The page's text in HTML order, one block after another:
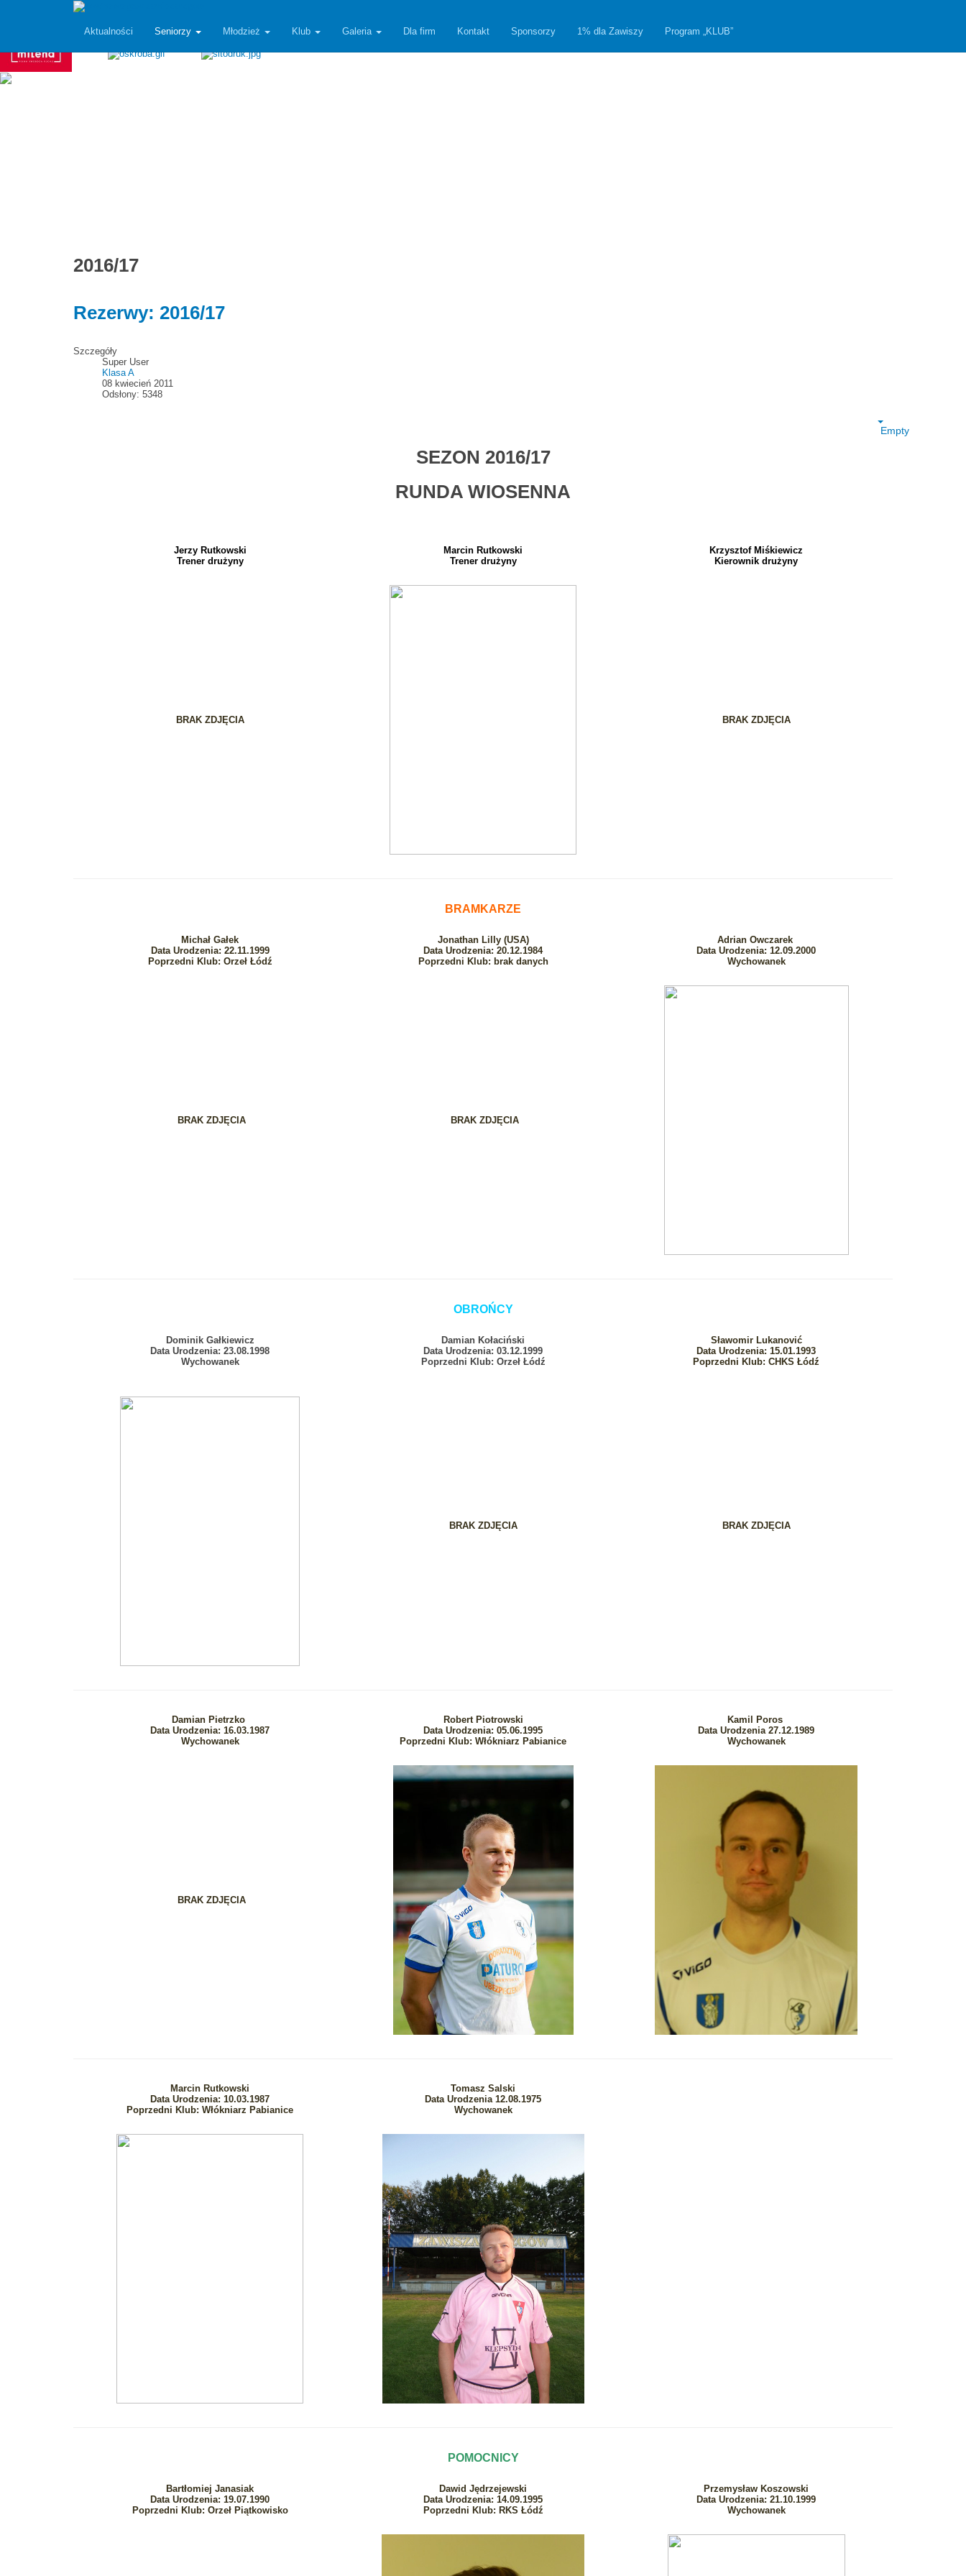
Aktualności Seniorzy Młodzież Klub Galeria Dla firm Kontakt Sponsorzy 1% dla Zawiszy Program „KLUB”
2016/17
Rezerwy: 2016/17
Szczegóły
Super User
Klasa A
08 kwiecień 2011
Odsłony: 5348
Empty
SEZON 2016/17
RUNDA WIOSENNA
Jerzy Rutkowski
Trener drużyny
Marcin Rutkowski
Trener drużyny
Krzysztof Miśkiewicz
Kierownik drużyny
BRAK ZDJĘCIA BRAK ZDJĘCIA
BRAMKARZE
Michał Gałek
Data Urodzenia: 22.11.1999
Poprzedni Klub: Orzeł Łódź
Jonathan Lilly(USA)
Data Urodzenia: 20.12.1984
Poprzedni Klub: brak danych
Adrian Owczarek
Data Urodzenia: 12.09.2000
Wychowanek
BRAK ZDJĘCIA BRAK ZDJĘCIA
OBROŃCY
Dominik Gałkiewicz
Data Urodzenia: 23.08.1998
Wychowanek
Damian Kołaciński
Data Urodzenia: 03.12.1999
Poprzedni Klub: Orzeł Łódź
Sławomir Lukanović
Data Urodzenia: 15.01.1993
Poprzedni Klub: CHKS Łódź
BRAK ZDJĘCIA BRAK ZDJĘCIA
Damian Pietrzko
Data Urodzenia: 16.03.1987
Wychowanek
Robert Piotrowski
Data Urodzenia: 05.06.1995
Poprzedni Klub: Włókniarz Pabianice
Kamil Poros
Data Urodzenia 27.12.1989
Wychowanek
BRAK ZDJĘCIA
Marcin Rutkowski
Data Urodzenia: 10.03.1987
Poprzedni Klub: Włókniarz Pabianice
Tomasz Salski
Data Urodzenia 12.08.1975
Wychowanek
POMOCNICY
Bartłomiej Janasiak
Data Urodzenia: 19.07.1990
Poprzedni Klub: Orzeł Piątkowisko
Dawid Jędrzejewski
Data Urodzenia: 14.09.1995
Poprzedni Klub: RKS Łódź
Przemysław Koszowski
Data Urodzenia: 21.10.1999
Wychowanek